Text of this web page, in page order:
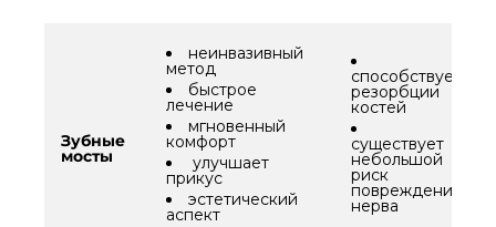
Зубные
мосты
неинвазивный
метод
быстрое
лечение
мгновенный
комфорт
улучшает
прикус
эстетический
аспект
способствует
резорбции
костей
существует
небольшой
риск
повреждения
нерва